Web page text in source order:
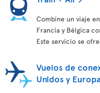
Combine un viaje
Francia y Bélgica
Este servicio se
Vuelos de
Unidos y